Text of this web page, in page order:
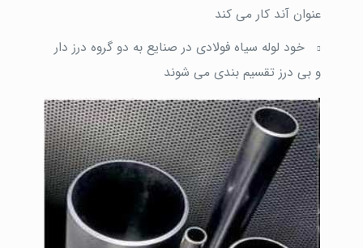
عنوان آند کار می کند
خود لوله سیاه فولادی در صنایع به دو گروه درز دار
و بی درز تقسیم بندی می شوند